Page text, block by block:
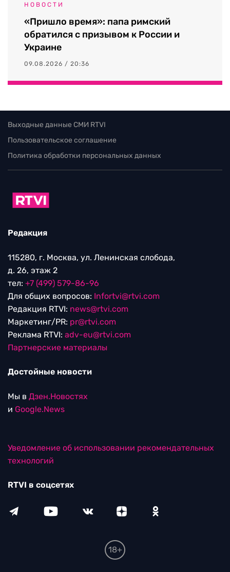
НОВОСТИ
«Пришло время»: папа римский
обратился с призывом к России и
Украине
09.08.2026 / 20:36
Выходные данные СМИ RTVI
Пользовательское соглашение
Политика обработки персональных данных
Редакция
115280, г. Москва, ул. Ленинская слобода,
д. 26, этаж 2
тел: +7 (499) 579-86-96
Для общих вопросов: Infortvi@rtvi.com
Редакция RTVI: news@rtvi.com
Маркетинг/PR: pr@rtvi.com
Реклама RTVI: adv-eu@rtvi.com
Партнерские материалы
Достойные новости
Мы в Дзен.Новостях
и Google.News
Уведомление об использовании рекомендательных
технологий
RTVI в соцсетях
18+